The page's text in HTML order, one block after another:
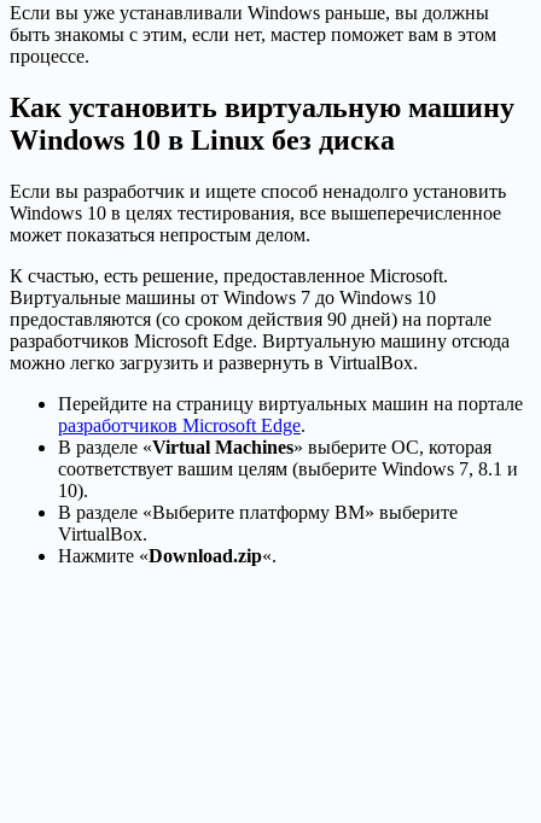
Если вы уже устанавливали Windows раньше, вы должны
быть знакомы с этим, если нет, мастер поможет вам в этом
процессе.
Как установить виртуальную машину
Windows 10 в Linux без диска
Если вы разработчик и ищете способ ненадолго установить
Windows 10 в целях тестирования, все вышеперечисленное
может показаться непростым делом.
К счастью, есть решение, предоставленное Microsoft.
Виртуальные машины от Windows 7 до Windows 10
предоставляются (со сроком действия 90 дней) на портале
разработчиков Microsoft Edge. Виртуальную машину отсюда
можно легко загрузить и развернуть в VirtualBox.
Перейдите на страницу виртуальных машин на портале
разработчиков Microsoft Edge.
В разделе «Virtual Machines» выберите ОС, которая
соответствует вашим целям (выберите Windows 7, 8.1 и
10).
В разделе «Выберите платформу ВМ» выберите
VirtualBox.
Нажмите «Download.zip«.